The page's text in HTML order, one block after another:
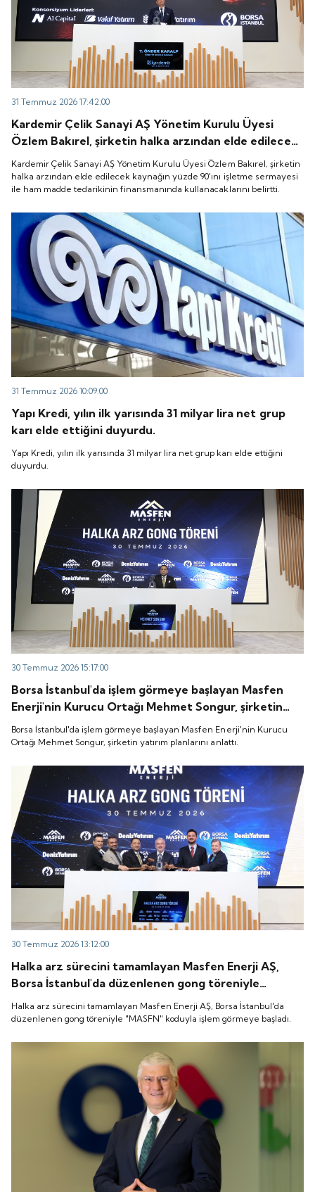
31 Temmuz 2026 17:42:00
Kardemir Çelik Sanayi AŞ Yönetim Kurulu Üyesi
Özlem Bakırel, şirketin halka arzından elde edilecek
kaynağın yüzde 90'ını işletme sermayesi ile ham
madde tedarikinin finansmanında kullanacaklarını
belirtti.
Kardemir Çelik Sanayi AŞ Yönetim Kurulu Üyesi Özlem Bakırel, şirketin
halka arzından elde edilecek kaynağın yüzde 90'ını işletme sermayesi
ile ham madde tedarikinin finansmanında kullanacaklarını belirtti.
31 Temmuz 2026 10:09:00
Yapı Kredi, yılın ilk yarısında 31 milyar lira net grup
karı elde ettiğini duyurdu.
Yapı Kredi, yılın ilk yarısında 31 milyar lira net grup karı elde ettiğini
duyurdu.
30 Temmuz 2026 15:17:00
Borsa İstanbul'da işlem görmeye başlayan Masfen
Enerji'nin Kurucu Ortağı Mehmet Songur, şirketin
yatırım planlarını anlattı.
Borsa İstanbul'da işlem görmeye başlayan Masfen Enerji'nin Kurucu
Ortağı Mehmet Songur, şirketin yatırım planlarını anlattı.
30 Temmuz 2026 13:12:00
Halka arz sürecini tamamlayan Masfen Enerji AŞ,
Borsa İstanbul'da düzenlenen gong töreniyle
"MASFN" koduyla işlem görmeye başladı.
Halka arz sürecini tamamlayan Masfen Enerji AŞ, Borsa İstanbul'da
düzenlenen gong töreniyle "MASFN" koduyla işlem görmeye başladı.